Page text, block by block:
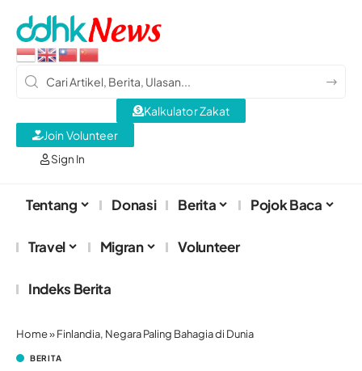
Sign In
Kalkulator Zakat
Join Volunteer
Tentang Donasi Berita Pojok Baca
Travel Migran Volunteer
Indeks Berita
Home»Finlandia, Negara Paling Bahagia di Dunia
BERITA